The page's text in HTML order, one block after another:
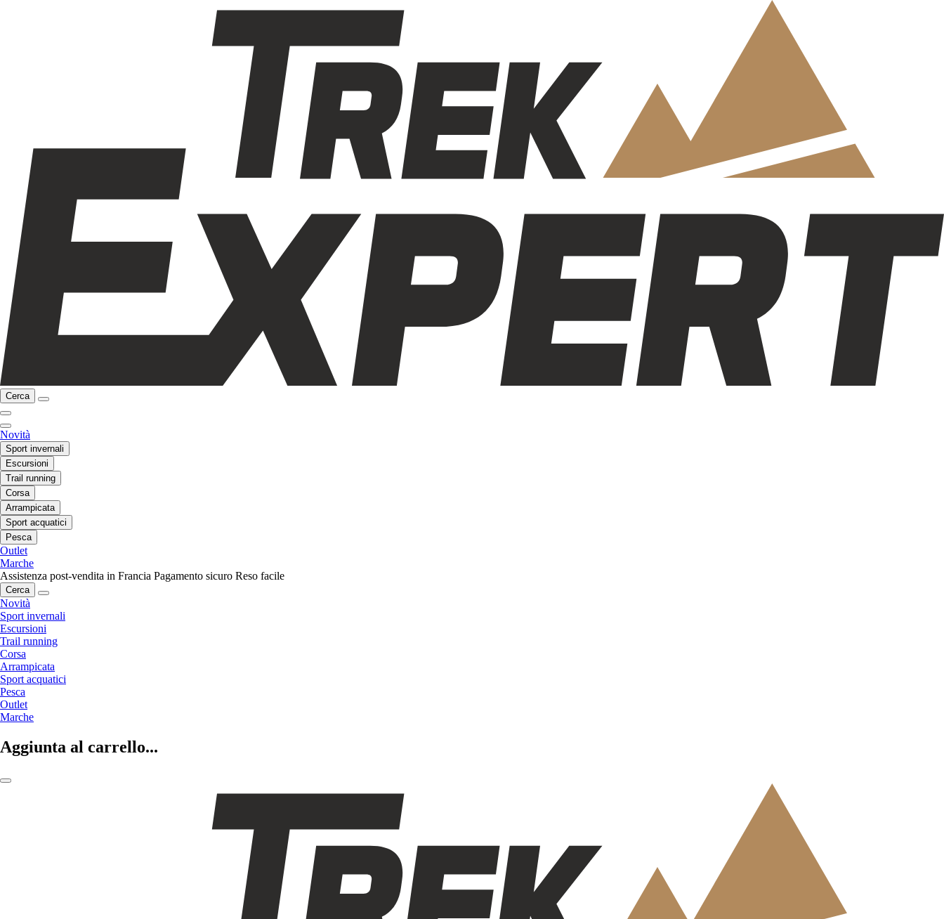
Cerca
Novità
Sport invernali
Escursioni
Trail running
Corsa
Arrampicata
Sport acquatici
Pesca
Outlet
Marche
Assistenza post-vendita in Francia Pagamento sicuro Reso facile
Cerca
Novità
Sport invernali
Escursioni
Trail running
Corsa
Arrampicata
Sport acquatici
Pesca
Outlet
Marche
Aggiunta al carrello...